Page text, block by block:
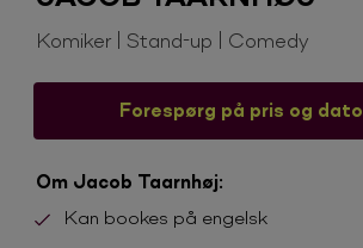
Komiker | Stand-up | Comedy
Forespørg på pris og dato
Om Jacob Taarnhøj:
Kan bookes på engelsk